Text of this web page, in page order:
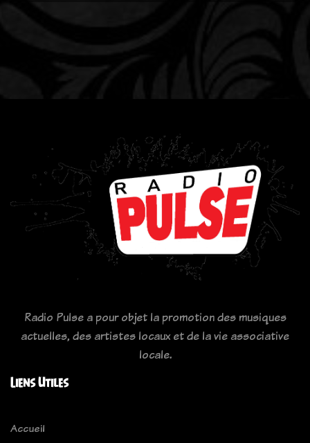
Radio Pulse a pour objet la promotion des musiques
actuelles, des artistes locaux et de la vie associative
locale.
Liens Utiles
Accueil